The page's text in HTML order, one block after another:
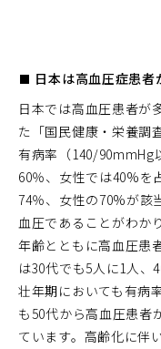
■ 日本は高血圧症患者
日本では高血圧患者が
た「国民健康・栄養調
有病率（140/90mmHg
60％、女性では40%を
74％、女性の70%が該
血圧であることがわか
年齢とともに高血圧患
は30代でも5人に1人、
壮年期においても有病
も50代から高血圧患者
ています。高齢化に伴